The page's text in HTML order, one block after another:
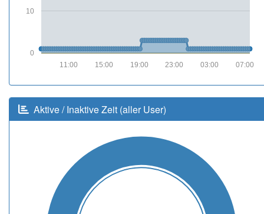
0
10
07:00
03:00
23:00
19:00
15:00
11:00
Aktive / Inaktive Zeit (aller User)